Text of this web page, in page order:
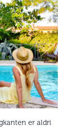
er aldri